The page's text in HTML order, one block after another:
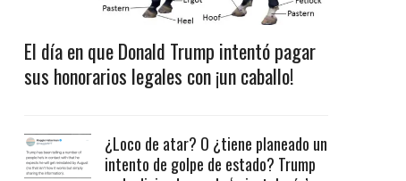
El día en que Donald Trump intentó pagar
sus honorarios legales con ¡un caballo!
¿Loco de atar? O ¿tiene planeado un
intento de golpe de estado? Trump